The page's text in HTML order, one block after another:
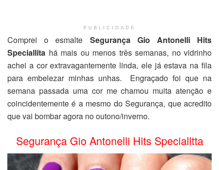
PUBLICIDADE
Comprei o esmalte Segurança Gio Antonelli Hits
Speciallita há mais ou menos três semanas, no vidrinho
achei a cor extravagantemente linda, ele já estava na fila
para embelezar minhas unhas. Engraçado foi que na
semana passada uma cor me chamou muita atenção e
coincidentemente é a mesmo do Segurança, que acredito
que vai bombar agora no outono/inverno.
Segurança Gio Antonelli Hits Specialltta